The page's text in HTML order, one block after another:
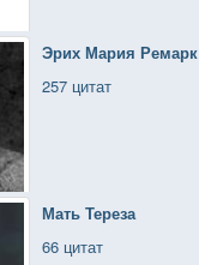
Эрих Мария Ремарк
257 цитат
Мать Тереза
66 цитат